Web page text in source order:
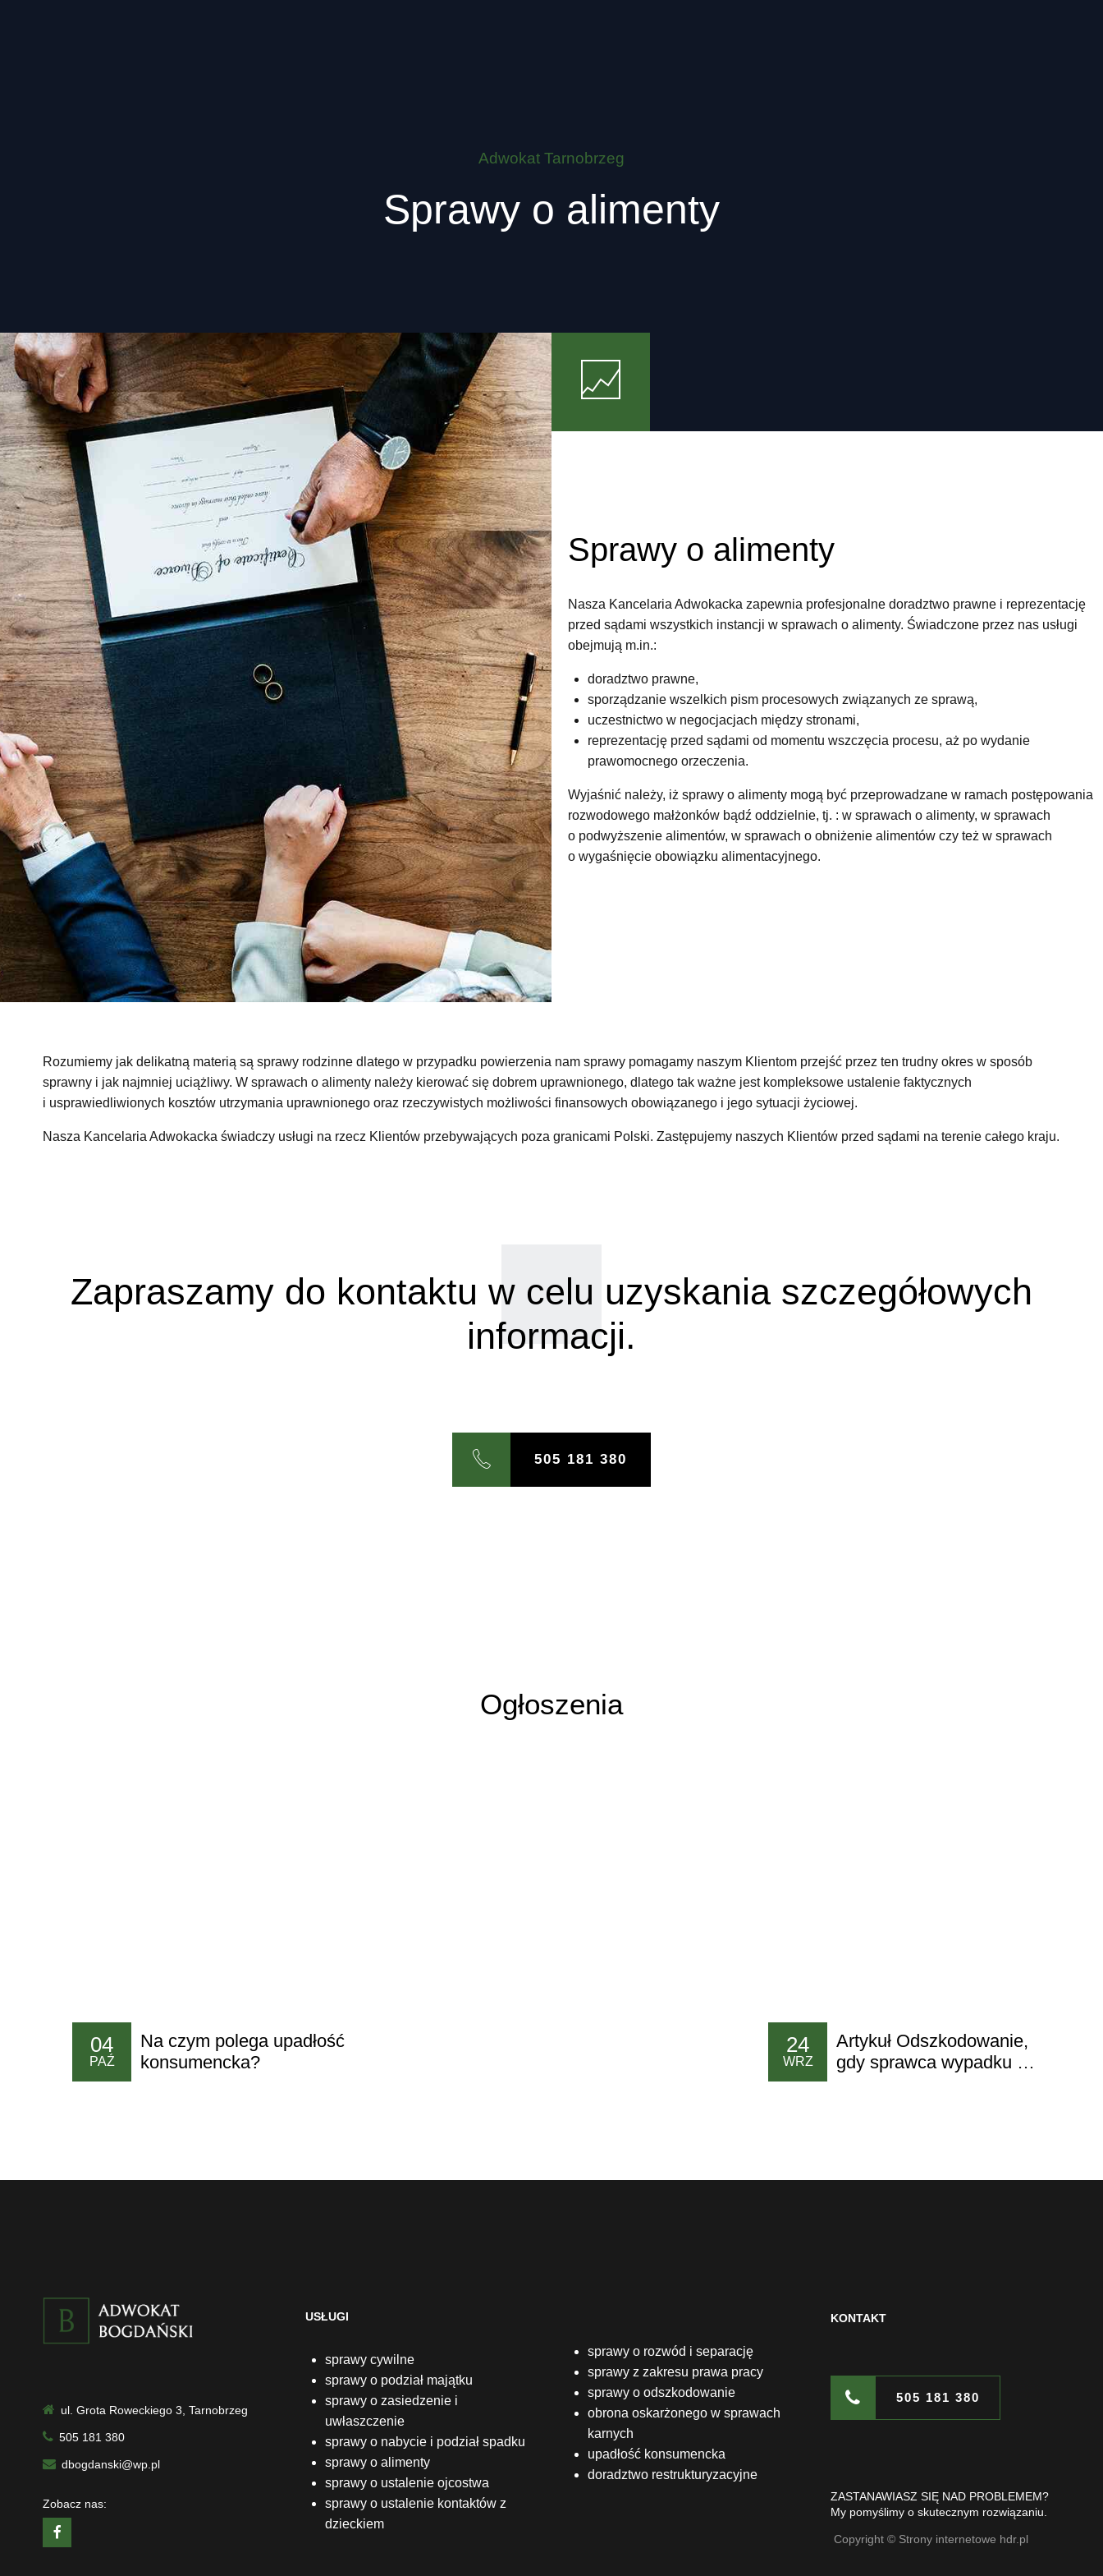
Adwokat Tarnobrzeg
Sprawy o alimenty
Sprawy o alimenty
Nasza Kancelaria Adwokacka zapewnia profesjonalne doradztwo prawne i reprezentację
przed sądami wszystkich instancji w sprawach o alimenty. Świadczone przez nas usługi
obejmują m.in.:
doradztwo prawne,
sporządzanie wszelkich pism procesowych związanych ze sprawą,
uczestnictwo w negocjacjach między stronami,
reprezentację przed sądami od momentu wszczęcia procesu, aż po wydanie
prawomocnego orzeczenia.
Wyjaśnić należy, iż sprawy o alimenty mogą być przeprowadzane w ramach postępowania
rozwodowego małżonków bądź oddzielnie, tj. : w sprawach o alimenty, w sprawach
o podwyższenie alimentów, w sprawach o obniżenie alimentów czy też w sprawach
o wygaśnięcie obowiązku alimentacyjnego.
Rozumiemy jak delikatną materią są sprawy rodzinne dlatego w przypadku powierzenia nam sprawy pomagamy naszym Klientom przejść przez ten trudny okres w sposób
sprawny i jak najmniej uciążliwy. W sprawach o alimenty należy kierować się dobrem uprawnionego, dlatego tak ważne jest kompleksowe ustalenie faktycznych
i usprawiedliwionych kosztów utrzymania uprawnionego oraz rzeczywistych możliwości finansowych obowiązanego i jego sytuacji życiowej.
Nasza Kancelaria Adwokacka świadczy usługi na rzecz Klientów przebywających poza granicami Polski. Zastępujemy naszych Klientów przed sądami na terenie całego kraju.
Zapraszamy do kontaktu w celu uzyskania szczegółowych
informacji.
505 181 380
Ogłoszenia
04
PAŹ
Na czym polega upadłość
konsumencka?
24
WRZ
Artykuł Odszkodowanie,
gdy sprawca wypadku nie
ul. Grota Roweckiego 3, Tarnobrzeg
505 181 380
dbogdanski@wp.pl
Zobacz nas:
USŁUGI
sprawy cywilne
sprawy o podział majątku
sprawy o zasiedzenie i
uwłaszczenie
sprawy o nabycie i podział spadku
sprawy o alimenty
sprawy o ustalenie ojcostwa
sprawy o ustalenie kontaktów z
dzieckiem
sprawy o rozwód i separację
sprawy z zakresu prawa pracy
sprawy o odszkodowanie
obrona oskarżonego w sprawach
karnych
upadłość konsumencka
doradztwo restrukturyzacyjne
KONTAKT
505 181 380
ZASTANAWIASZ SIĘ NAD PROBLEMEM?
My pomyślimy o skutecznym rozwiązaniu.
Copyright © Strony internetowe hdr.pl